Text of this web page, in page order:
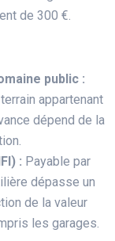
de 300 €.
public :
appartenant
dépend de la
: Payable par
dépasse un
de la valeur
les garages.